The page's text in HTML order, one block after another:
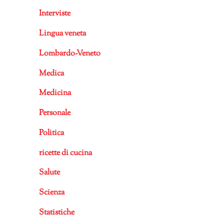
Interviste
Lingua veneta
Lombardo-Veneto
Medica
Medicina
Personale
Politica
ricette di cucina
Salute
Scienza
Statistiche